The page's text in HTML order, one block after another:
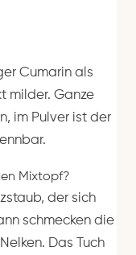
Cumarin als
milder. Ganze
im Pulver ist der
Mixtopf?
der sich
schmecken die
Das Tuch